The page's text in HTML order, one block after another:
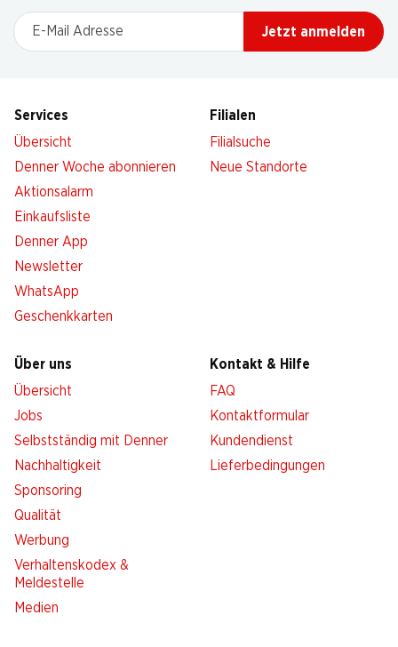
E-Mail Adresse
Jetzt anmelden
Services
Übersicht
Denner Woche abonnieren
Aktionsalarm
Einkaufsliste
Denner App
Newsletter
WhatsApp
Geschenkkarten
Filialen
Filialsuche
Neue Standorte
Über uns
Übersicht
Jobs
Selbstständig mit Denner
Nachhaltigkeit
Sponsoring
Qualität
Werbung
Verhaltenskodex &
Meldestelle
Medien
Kontakt & Hilfe
FAQ
Kontaktformular
Kundendienst
Lieferbedingungen